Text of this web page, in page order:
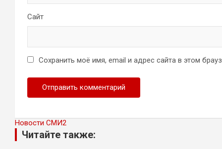
Сайт
Сохранить моё имя, email и адрес сайта в этом
Новости СМИ2
Читайте также: